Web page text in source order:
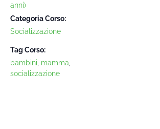
anni)
Categoria Corso:
Socializzazione
Tag Corso:
bambini mamma
socializzazione